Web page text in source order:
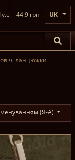
UK
= 44.9 грн
ланцюжки
(Я-А)